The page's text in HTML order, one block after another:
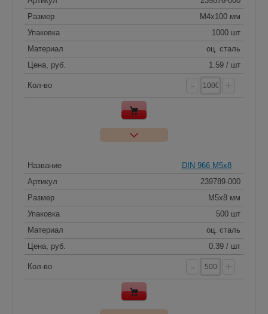
Размер
M4x100 мм
Упаковка
1000 шт
Материал
оц. сталь
Цена, руб.
1.59 / шт
Кол-во
Название
DIN 966 M5x8
Артикул
239789-000
Размер
M5x8 мм
Упаковка
500 шт
Материал
оц. сталь
Цена, руб.
0.39 / шт
Кол-во